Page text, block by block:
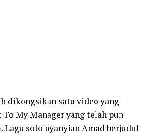
dikongsikan satu video yang
My Manager yang telah pun
solo nyanyian Amad berjudul